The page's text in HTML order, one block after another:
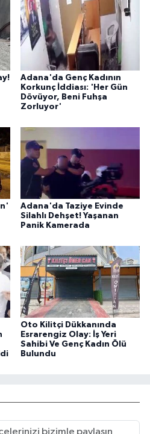
Adana'da Genç Kadının
Korkunç İddiası: 'Her Gün
Dövüyor, Beni Fuhşa
Zorluyor'
Adana'da Taziye Evinde
Silahlı Dehşet! Yaşanan
Panik Kamerada
Oto Kilitçi Dükkanında
Esrarengiz Olay: İş Yeri
Sahibi Ve Genç Kadın Ölü
Bulundu